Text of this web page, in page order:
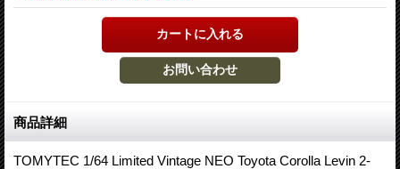
商品詳細
TOMYTEC 1/64 Limited Vintage NEO Toyota Corolla Levin 2-